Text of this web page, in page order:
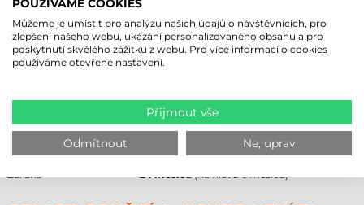
Následující souhrnná tabulka obsahuje nejdůležitější technické údaje
zařízení pro podporu vašeho nákupního rozhodnutí.
Parametr
Hodnota
Značka
Technologie
termotransferová
300 dpi
Max. rychlost tisku
356 mm/s
Max. šířka tisku
Záruka
24 měsíců(na hlavu 6 měsíců)
POUŽÍVÁME COOKIES
Můžeme je umístit pro analýzu našich údajů o návštěvnících, pro
zlepšení našeho webu, ukázání personalizovaného obsahu a pro
poskytnutí skvělého zážitku z webu. Pro více informací o cookies
používáme otevřené nastavení.
Přijmout vše
Odmítnout Ne, uprav